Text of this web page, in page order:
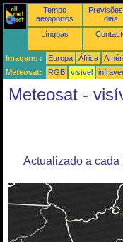
Tempo
aeroportos
dias
Línguas
Imagens : Europa África
Meteosat:
RGB visível
Meteosat -
Actualizado a cada